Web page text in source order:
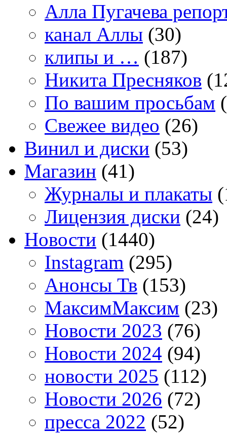
Алла Пугачева
канал Аллы (30)
клипы и … (187)
Никита Пресняков
По вашим просьбам
Свежее видео (26)
Винил и диски (53)
Магазин (41)
Журналы и плакаты
Лицензия диски (24)
Новости (1440)
Instagram (295)
Анонсы Тв (153)
МаксимМаксим (23)
Новости 2023 (76)
Новости 2024 (94)
новости 2025 (112)
Новости 2026 (72)
пресса 2022 (52)